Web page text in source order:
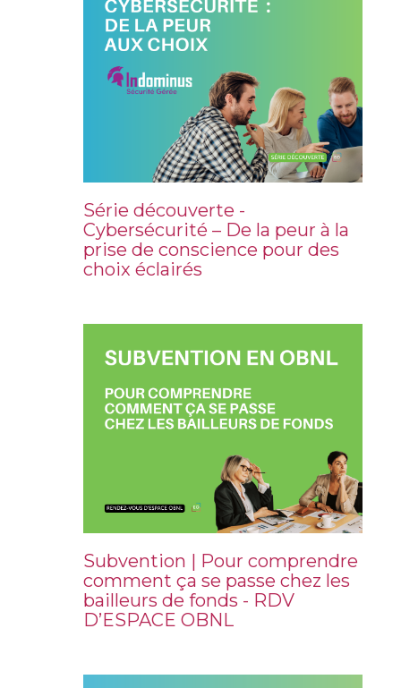
Série découverte -
Cybersécurité – De la peur à la
prise de conscience pour des
choix éclairés
Subvention | Pour comprendre
comment ça se passe chez les
bailleurs de fonds - RDV
D’ESPACE OBNL